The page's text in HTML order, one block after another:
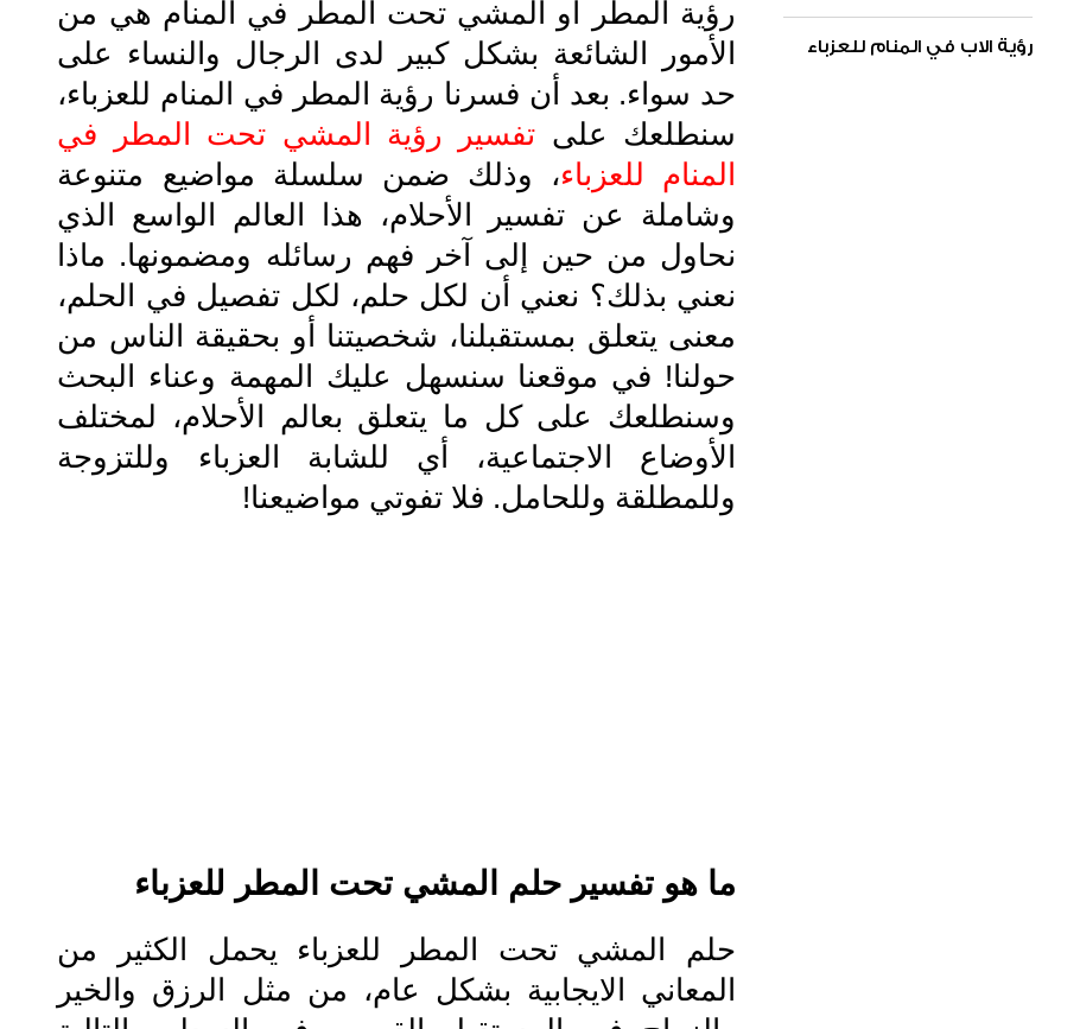
رؤية الاب في المنام للعزباء
رؤية المطر أو المشي تحت المطر في المنام هي من
الأمور الشائعة بشكل كبير لدى الرجال والنساء على
حد سواء. بعد أن فسرنا رؤية المطر في المنام للعزباء،
سنطلعك على تفسير رؤية المشي تحت المطر في
المنام للعزباء، وذلك ضمن سلسلة مواضيع متنوعة
وشاملة عن تفسير الأحلام، هذا العالم الواسع الذي
نحاول من حين إلى آخر فهم رسائله ومضمونها. ماذا
نعني بذلك؟ نعني أن لكل حلم، لكل تفصيل في الحلم،
معنى يتعلق بمستقبلنا، شخصيتنا أو بحقيقة الناس من
حولنا! في موقعنا سنسهل عليك المهمة وعناء البحث
وسنطلعك على كل ما يتعلق بعالم الأحلام، لمختلف
الأوضاع الاجتماعية، أي للشابة العزباء وللتزوجة
وللمطلقة وللحامل. فلا تفوتي مواضيعنا!
ما هو تفسير حلم المشي تحت المطر للعزباء
حلم المشي تحت المطر للعزباء يحمل الكثير من
المعاني الايجابية بشكل عام، من مثل الرزق والخير